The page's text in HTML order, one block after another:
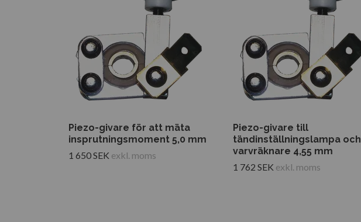
Piezo-givare för att mäta
insprutningsmoment 5,0 mm
1 650 SEK exkl. moms
Piezo-givare till
tändinställningslampa och
varvräknare 4,55 mm
1 762 SEK exkl. moms